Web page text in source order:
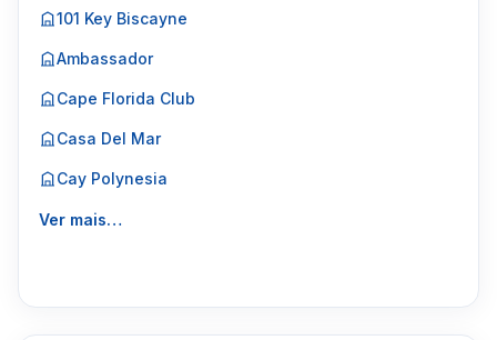
101 Key Biscayne
Ambassador
Cape Florida Club
Casa Del Mar
Cay Polynesia
Ver mais…